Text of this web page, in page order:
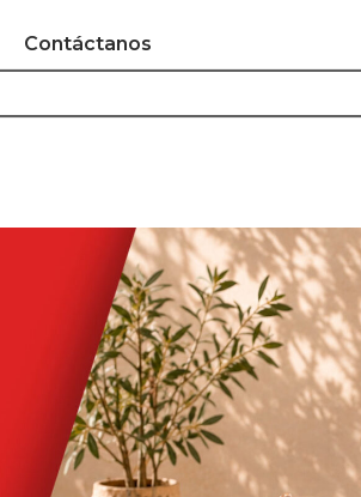
Contáctanos